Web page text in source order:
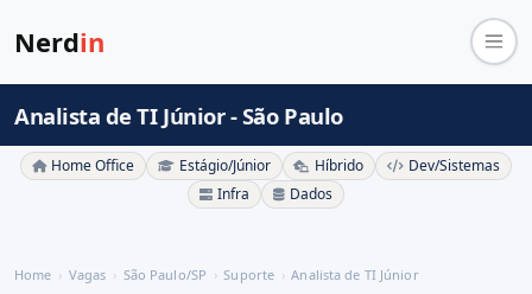
Nerdin
Analista de TI Júnior - São Paulo
Home Office Estágio/Júnior Híbrido
Dev/Sistemas
Infra
Dados
Home Vagas São Paulo/SP Suporte Analista de TI Júnior